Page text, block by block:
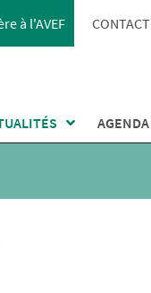
à l'AVEF
AGENDA